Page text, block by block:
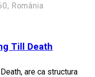
România
Till Death
are ca structura